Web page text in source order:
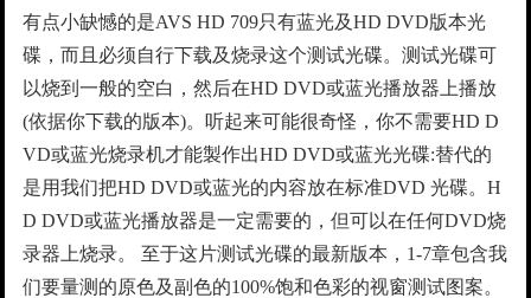
有点小缺憾的是AVS HD 709只有蓝光及HD DVD版本光
碟，而且必须自行下载及烧录这个测试光碟。测试光碟可
以烧到一般的空白，然后在HD DVD或蓝光播放器上播放
(依据你下载的版本)。听起来可能很奇怪，你不需要HD D
VD或蓝光烧录机才能製作出HD DVD或蓝光光碟:替代的
是用我们把HD DVD或蓝光的内容放在标准DVD 光碟。H
D DVD或蓝光播放器是一定需要的，但可以在任何DVD烧
录器上烧录。 至于这片测试光碟的最新版本，1-7章包含我
们要量测的原色及副色的100%饱和色彩的视窗测试图案。